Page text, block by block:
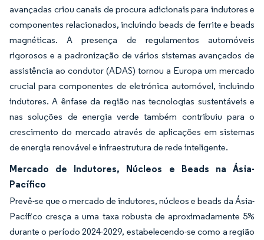
avançadas criou canais de procura adicionais para indutores e
componentes relacionados, incluindo beads de ferrite e beads
magnéticas. A presença de regulamentos automóveis
rigorosos e a padronização de vários sistemas avançados de
assistência ao condutor (ADAS) tornou a Europa um mercado
crucial para componentes de eletrónica automóvel, incluindo
indutores. A ênfase da região nas tecnologias sustentáveis e
nas soluções de energia verde também contribuiu para o
crescimento do mercado através de aplicações em sistemas
de energia renovável e infraestrutura de rede inteligente.
Mercado de Indutores, Núcleos e Beads na Ásia-
Pacífico
Prevê-se que o mercado de indutores, núcleos e beads da Ásia-
Pacífico cresça a uma taxa robusta de aproximadamente 5%
durante o período 2024-2029, estabelecendo-se como a região